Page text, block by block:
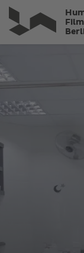
Direkt
zum
Inhalt